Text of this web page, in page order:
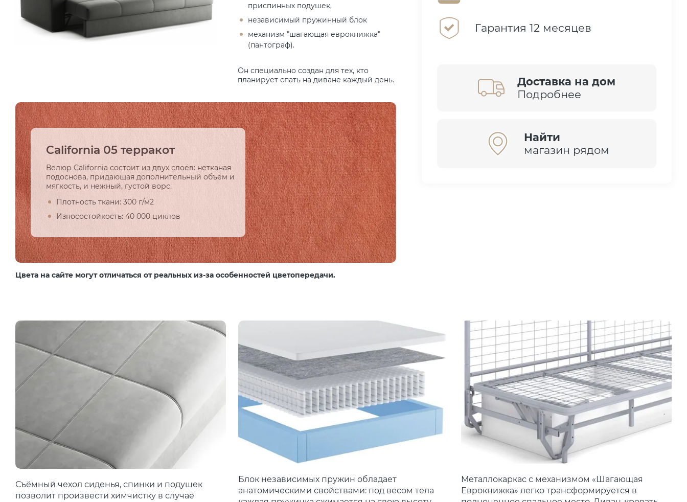
приспинных подушек,
независимый пружинный блок
механизм "шагающая еврокнижка"
(пантограф).
Он специально создан для тех, кто
планирует спать на диване каждый день.
California 05 терракот
Велюр California состоит из двух слоёв: нетканая
подоснова, придающая дополнительный объём и
мягкость, и нежный, густой ворс.
Плотность ткани: 300 г/м2
Износостойкость: 40 000 циклов
Цвета на сайте могут отличаться от реальных из-за особенностей цветопередачи.
Гарантия 12 месяцев
Доставка на дом
Подробнее
Найти
магазин рядом
Съёмный чехол сиденья, спинки и подушек
позволит произвести химчистку в случае
Блок независимых пружин обладает
анатомическими свойствами: под весом тела
Металлокаркас с механизмом «Шагающая
Еврокнижка» легко трансформируется в